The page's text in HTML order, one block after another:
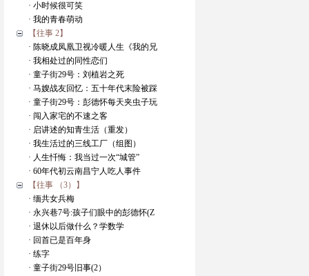
· 小时候很可笑
· 我的青春萌动
【往事 2】
· 陈晓成凤凰卫视冷暖人生《我的兄
· 我相处过的同性恋们
· 童子街29号：刘植岩之死
· 马嫂战友回忆：五十年代末险被踩
· 童子街29号：彭德怀每天夹虫子玩
· 闯入家宅的不速之客
· 启讲述的知青生活（重发）
· 我生活过的三线工厂（组图）
· 人生忏悔：我当过一次“城管”
· 60年代初云南昌宁人吃人事件
【往事 （3）】
· 缅共女兵梅
· 永兴巷7号:孩子们眼中的彭德怀(Z
· 退休以后做什么？学数学
· 回首已是百年身
· 练字
· 童子街29号旧事(2）